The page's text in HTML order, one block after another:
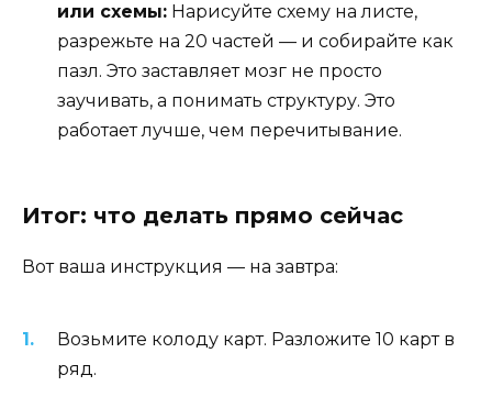
или схемы: Нарисуйте схему на листе,
разрежьте на 20 частей — и собирайте как
пазл. Это заставляет мозг не просто
заучивать, а понимать структуру. Это
работает лучше, чем перечитывание.
Итог: что делать прямо сейчас
Вот ваша инструкция — на завтра:
Возьмите колоду карт. Разложите 10 карт в
ряд.